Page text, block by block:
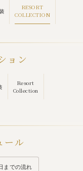
RESORT
COLLECTION
ョン
Resort
Collection
ール
までの流れ